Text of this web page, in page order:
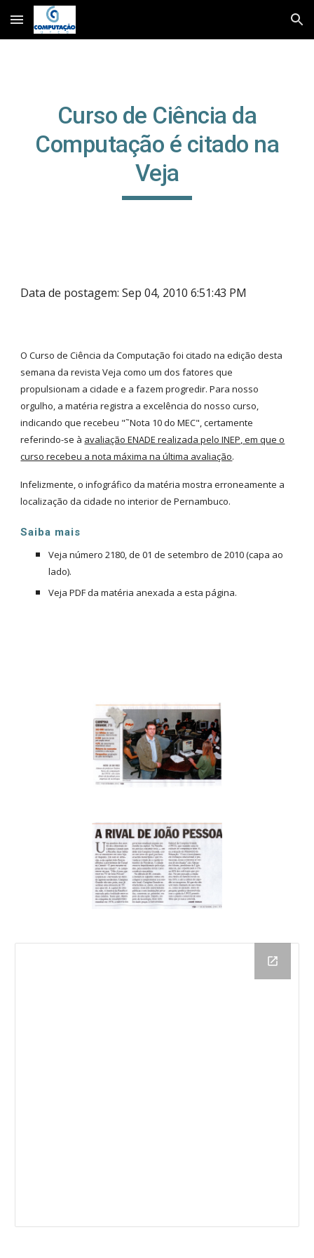
Skip to main content Skip to navigation
Curso de Ciência da
Computação é citado na
Veja
Data de postagem: Sep 04, 2010 6:51:43 PM
O Curso de Ciência da Computação foi citado na edição desta
semana da revista Veja como um dos fatores que
propulsionam a cidade e a fazem progredir. Para nosso
orgulho, a matéria registra a excelência do nosso curso,
indicando que recebeu "˜Nota 10 do MEC", certamente
referindo-se à avaliação ENADE realizada pelo INEP, em que o
curso recebeu a nota máxima na última avaliação.
Infelizmente, o infográfico da matéria mostra erroneamente a
localização da cidade no interior de Pernambuco.
Saiba mais
Veja número 2180, de 01 de setembro de 2010 (capa ao
lado).
Veja PDF da matéria anexada a esta página.